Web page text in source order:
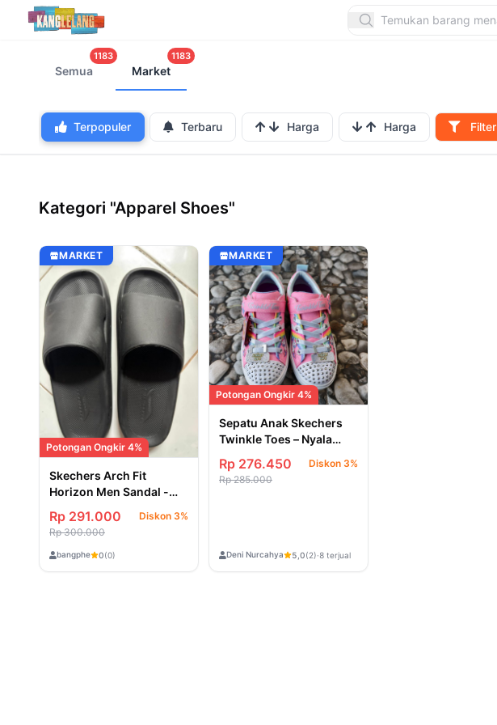
Semua
1183
Market
1183
Terpopuler Terbaru Harga Harga Filter
Kategori "Apparel Shoes"
MARKET
Potongan Ongkir 4%
Skechers Arch Fit
Horizon Men Sandal -
Black Size US-8
Rp 291.000
Diskon 3%
Rp 300.000
bangphe 0(0)
MARKET
Potongan Ongkir 4%
Sepatu Anak Skechers
Twinkle Toes – Nyala
Rp 276.450
Diskon 3%
Rp 285.000
Deni Nurcahya 5,0(2)·8 terjual